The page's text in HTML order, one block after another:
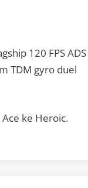
120 FPS ADS
TDM gyro duel
ke Heroic.